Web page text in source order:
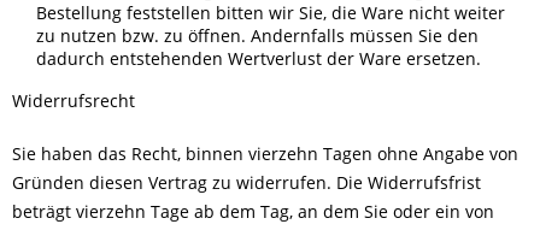
Bestellung feststellen bitten wir Sie, die Ware nicht weiter
zu nutzen bzw. zu öffnen. Andernfalls müssen Sie den
dadurch entstehenden Wertverlust der Ware ersetzen.
Widerrufsrecht
Sie haben das Recht, binnen vierzehn Tagen ohne Angabe von
Gründen diesen Vertrag zu widerrufen. Die Widerrufsfrist
beträgt vierzehn Tage ab dem Tag, an dem Sie oder ein von